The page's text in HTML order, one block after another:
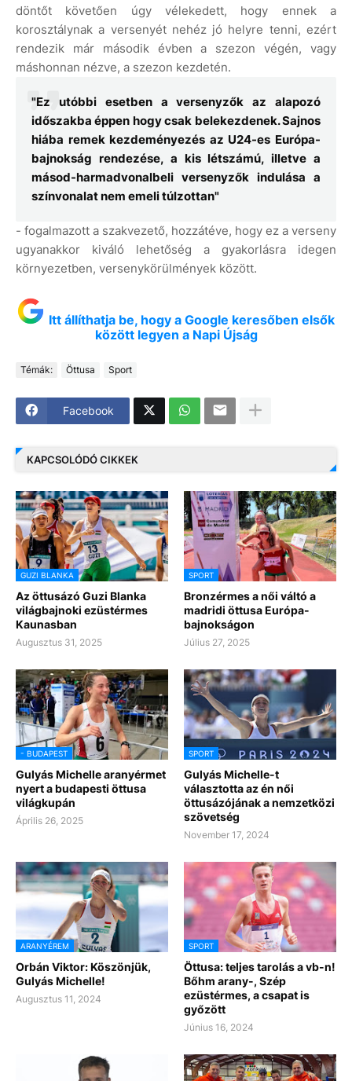
döntőt követően úgy vélekedett, hogy ennek a
korosztálynak a versenyét nehéz jó helyre tenni, ezért
rendezik már második évben a szezon végén, vagy
máshonnan nézve, a szezon kezdetén.
"Ez utóbbi esetben a versenyzők az alapozó
időszakba éppen hogy csak belekezdenek. Sajnos
hiába remek kezdeményezés az U24-es Európa-
bajnokság rendezése, a kis létszámú, illetve a
másod-harmadvonalbeli versenyzők indulása a
színvonalat nem emeli túlzottan"
- fogalmazott a szakvezető, hozzátéve, hogy ez a verseny
ugyanakkor kiváló lehetőség a gyakorlásra idegen
környezetben, versenykörülmények között.
Itt állíthatja be, hogy a Google keresőben elsők
között legyen a Napi Újság
Témák: Öttusa Sport
Facebook
KAPCSOLÓDÓ CIKKEK
GUZI BLANKA
Az öttusázó Guzi Blanka
világbajnoki ezüstérmes
Kaunasban
Augusztus 31, 2025
SPORT
Bronzérmes a női váltó a
madridi öttusa Európa-
bajnokságon
Július 27, 2025
- BUDAPEST
Gulyás Michelle aranyérmet
nyert a budapesti öttusa
világkupán
Április 26, 2025
SPORT
Gulyás Michelle-t
választotta az én női
öttusázójának a nemzetközi
szövetség
November 17, 2024
ARANYÉREM
Orbán Viktor: Köszönjük,
Gulyás Michelle!
Augusztus 11, 2024
SPORT
Öttusa: teljes tarolás a vb-n!
Bőhm arany-, Szép
ezüstérmes, a csapat is
győzött
Június 16, 2024